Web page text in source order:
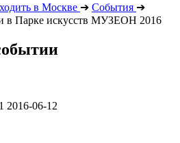
в Москве ➔ События ➔
в Парке искусств МУЗЕОН 2016
2016-06-12